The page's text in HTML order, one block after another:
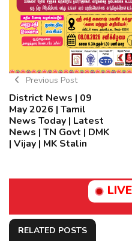
Previous Post
District News | 09
May 2026 | Tamil
News Today | Latest
News | TN Govt | DMK
| Vijay | MK Stalin
RELATED POSTS